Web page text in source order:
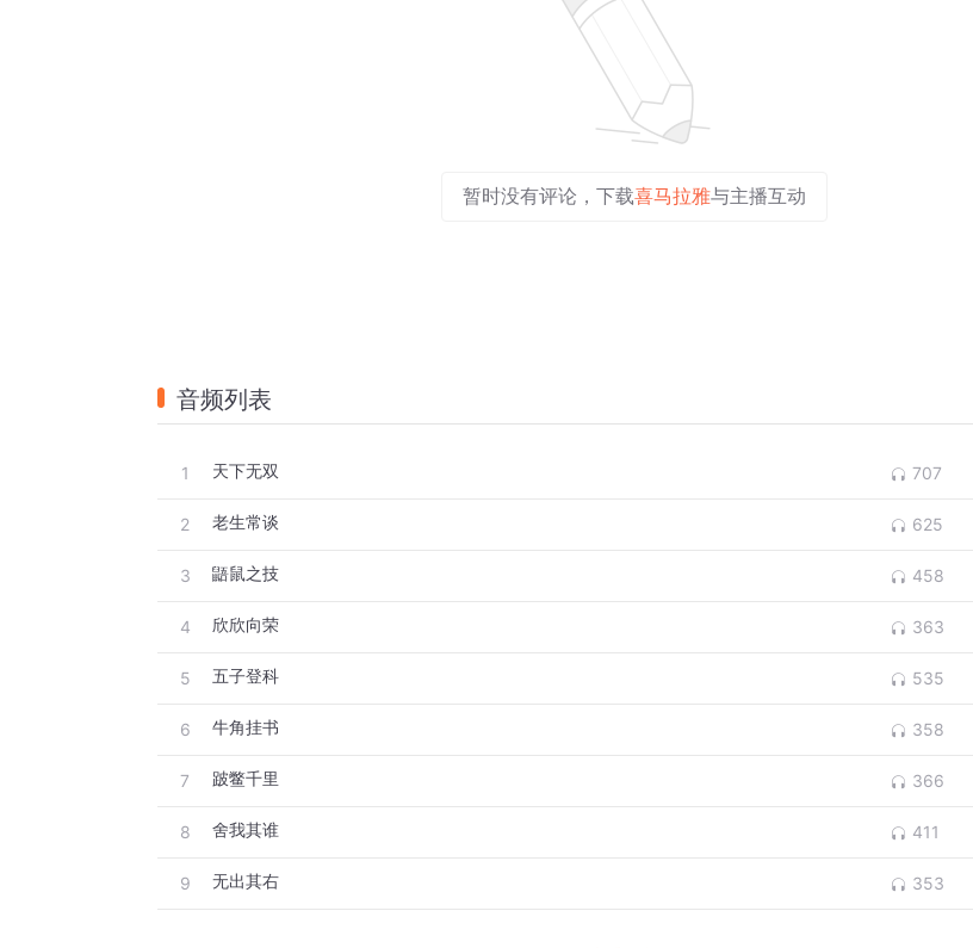
暂时没有评论，下载喜马拉雅与主播互动
音频列表
1 天下无双 707
2 老生常谈 625
3 鼯鼠之技 458
4 欣欣向荣 363
5 五子登科 535
6 牛角挂书 358
7 跛鳖千里 366
8 舍我其谁 411
9 无出其右 353